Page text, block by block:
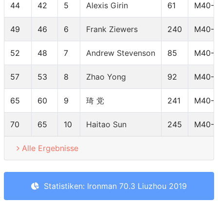
44 42 5 Alexis Girin 61 M40-
49 46 6 Frank Ziewers 240 M40-
52 48 7 Andrew Stevenson 85 M40-
57 53 8 Zhao Yong 92 M40-
65 60 9 琦 党 241 M40-
70 65 10 Haitao Sun 245 M40-
Alle Ergebnisse
Statistiken: Ironman 70.3 Liuzhou 2019